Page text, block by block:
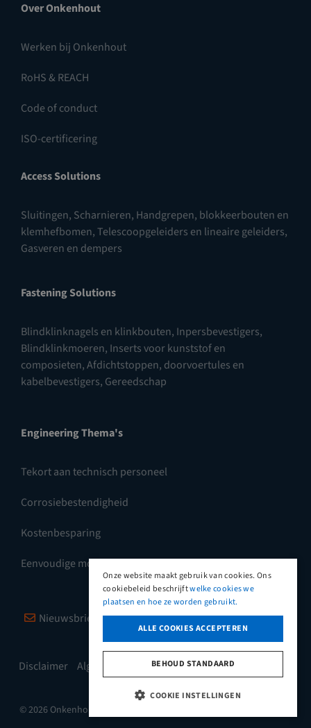
Over Onkenhout
Werken bij Onkenhout
RoHS & REACH
Code of conduct
ISO-certificering
Access Solutions
Sluitingen, Scharnieren, Handgrepen, blokkeerbouten en
klemhefbomen,Telescoopgeleiders en lineaire geleiders,
Gasveren en dempers
Fastening Solutions
Blindklinknagels en klinkbouten, Inpersbevestigers,
Blindklinkmoeren, Inserts voor kunststof en
composieten,Afdichtstoppen, doorvoertules en
kabelbevestigers, Gereedschap
Engineering Thema's
Tekort aan technisch personeel
Corrosiebestendigheid
Kostenbesparing
Eenvoudige montage
Disclaimer Algemene leveringsvoorwaarden
Nieuwsbrief Vimeo LinkedIn
© 2026 Onkenhout
Onze website maakt gebruik van cookies. Ons
cookiebeleid beschrijftwelke cookies we
plaatsen en hoe ze worden gebruikt.
ALLE COOKIES ACCEPTEREN
BEHOUD STANDAARD
COOKIE INSTELLINGEN